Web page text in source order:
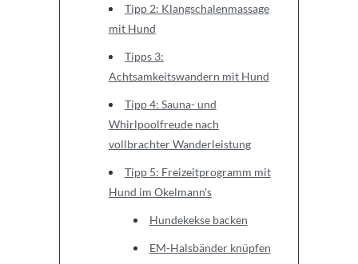
Tipp 2: Klangschalenmassage
mit Hund
Tipps 3:
Achtsamkeitswandern mit Hund
Tipp 4: Sauna- und
Whirlpoolfreude nach
vollbrachter Wanderleistung
Tipp 5: Freizeitprogramm mit
Hund im Okelmann's
Hundekekse backen
EM-Halsbänder knüpfen